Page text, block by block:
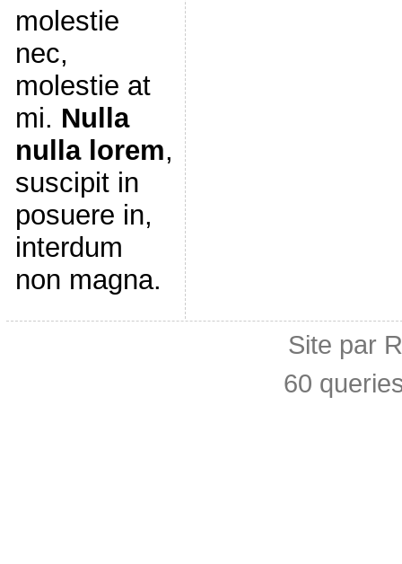
molestie
nec,
molestie at
mi. Nulla
nulla lorem,
suscipit in
posuere in,
interdum
non magna.
Site par
60